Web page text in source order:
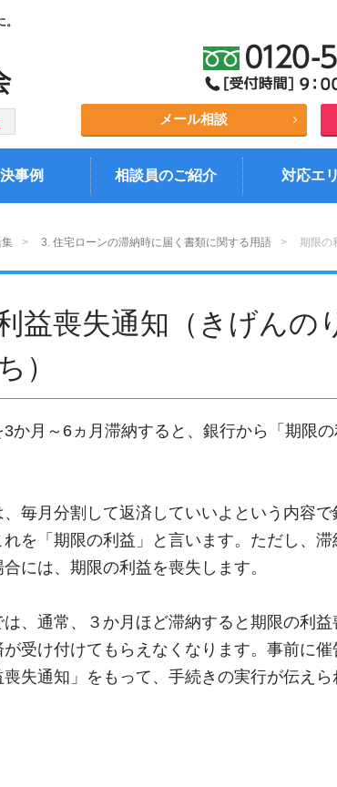
メール相談
フ よくある質問 Ｑ＆Ａ 住宅
安心のアフターサポート
事例 相談員のご紹介 対応エ
顧問
マスコミ実績 プレ
3. 住宅ローンの滞納時に届く書類に関する用語 期限の
益喪失通知（きげんの
）
か月～6ヵ月滞納すると、銀行から「期限
毎月分割して返済していいよという内容
を「期限の利益」と言います。ただし、
には、期限の利益を喪失します。
、通常、３か月ほど滞納すると期限の利益
受け付けてもらえなくなります。事前に
喪失通知」をもって、手続きの実行が伝えら